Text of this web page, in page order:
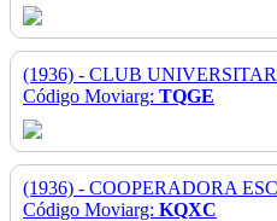
(1936) - CLUB
Código Moviarg: TQGE
(1936) - COOPERADORA
Código Moviarg: KQXC